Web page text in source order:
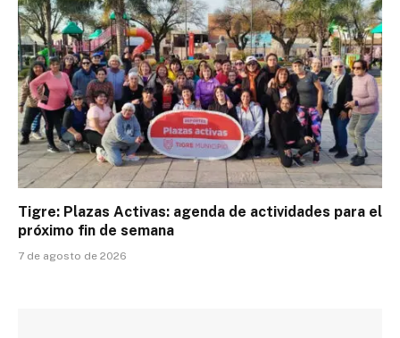
Tigre: Plazas Activas: agenda de actividades para el
próximo fin de semana
7 de agosto de 2026